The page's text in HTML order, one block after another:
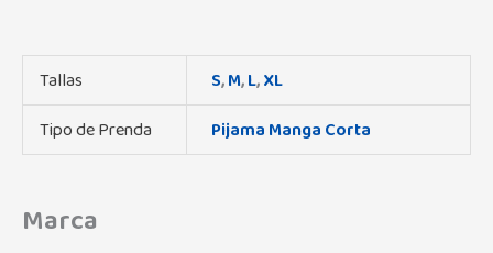
Tallas S,M,L,XL
Tipo de Prenda
Pijama Manga Corta
Marca